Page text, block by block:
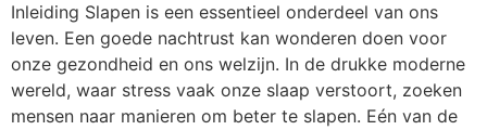
Inleiding Slapen is een essentieel onderdeel van ons
leven. Een goede nachtrust kan wonderen doen voor
onze gezondheid en ons welzijn. In de drukke moderne
wereld, waar stress vaak onze slaap verstoort, zoeken
mensen naar manieren om beter te slapen. Eén van de